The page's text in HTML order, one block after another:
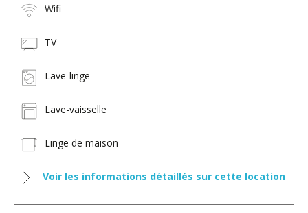
Wifi
TV
Lave-linge
Lave-vaisselle
Linge de maison
Voir les informations détaillés sur cette location